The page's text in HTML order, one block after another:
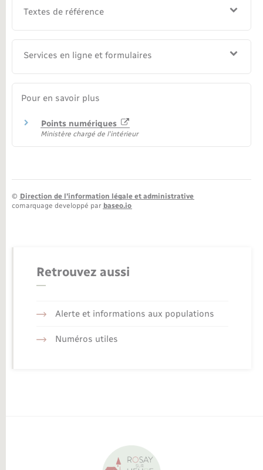
Textes de référence
Services en ligne et formulaires
Pour en savoir plus
Points numériques
Ministère chargé de l'intérieur
© Direction de l’information légale et administrative
comarquage developpé par baseo.io
Retrouvez aussi
Alerte et informations aux populations
Numéros utiles